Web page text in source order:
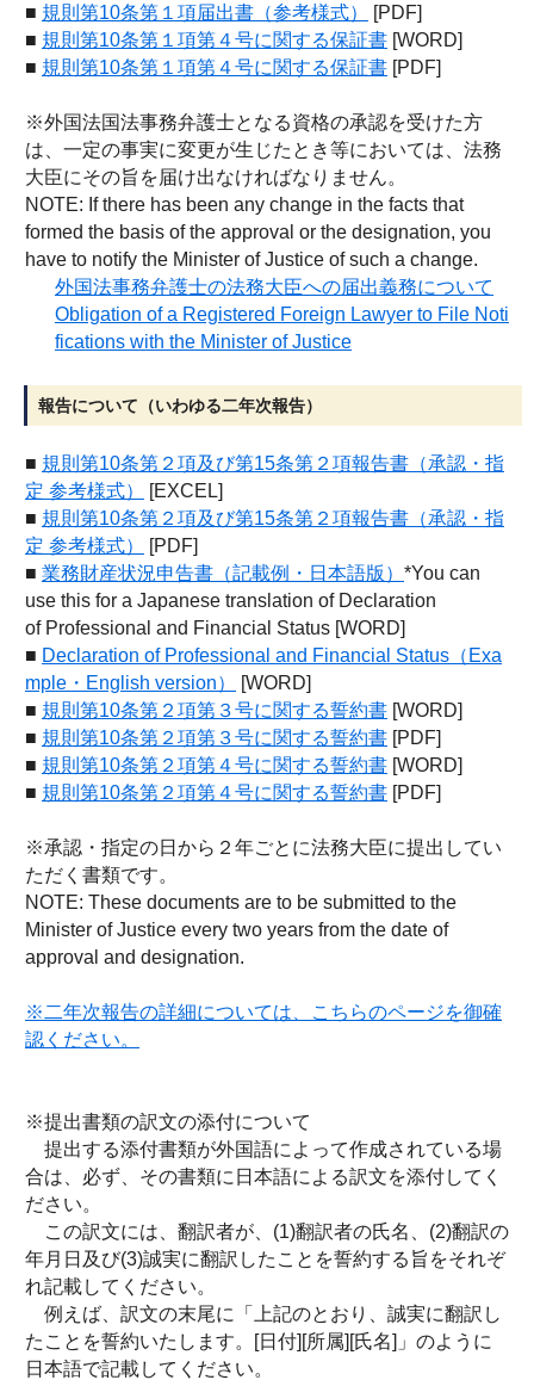
■ 規則第10条第１項届出書（参考様式）
[PDF]
■ 規則第10条第１項第４号に関する保証書 [WORD]
■ 規則第10条第１項第４号に関する保証書 [PDF]
※外国法国法事務弁護士となる資格の承認を受けた方
は、一定の事実に変更が生じたとき等においては、法務
大臣にその旨を届け出なければなりません。
NOTE: If there has been any change in the facts that
formed the basis of the approval or the designation, you
have to notify the Minister of Justice of such a change.
外国法事務弁護士の法務大臣への届出義務について
Obligation of a Registered Foreign Lawyer to File Noti
fications with the Minister of Justice
報告について（いわゆる二年次報告）
■ 規則第10条第２項及び第15条第２項報告書（承認・指
定 参考様式）
[EXCEL]
■ 規則第10条第２項及び第15条第２項報告書（承認・指
定 参考様式）
[PDF]
■ 業務財産状況申告書（記載例・日本語版） *You can
use this for a Japanese translation of Declaration
of Professional and Financial Status [WORD]
■ Declaration of Professional and Financial Status（Exa
mple・English version）
[WORD]
■ 規則第10条第２項第３号に関する誓約書 [WORD]
■ 規則第10条第２項第３号に関する誓約書 [PDF]
■ 規則第10条第２項第４号に関する誓約書 [WORD]
■ 規則第10条第２項第４号に関する誓約書 [PDF]
※承認・指定の日から２年ごとに法務大臣に提出してい
ただく書類です。
NOTE: These documents are to be submitted to the
Minister of Justice every two years from the date of
approval and designation.
※二年次報告の詳細については、こちらのページを御確
認ください。
※提出書類の訳文の添付について
提出する添付書類が外国語によって作成されている場
合は、必ず、その書類に日本語による訳文を添付してく
ださい。
この訳文には、翻訳者が、(1)翻訳者の氏名、(2)翻訳の
年月日及び(3)誠実に翻訳したことを誓約する旨をそれぞ
れ記載してください。
例えば、訳文の末尾に「上記のとおり、誠実に翻訳し
たことを誓約いたします。[日付][所属][氏名]」のように
日本語で記載してください。